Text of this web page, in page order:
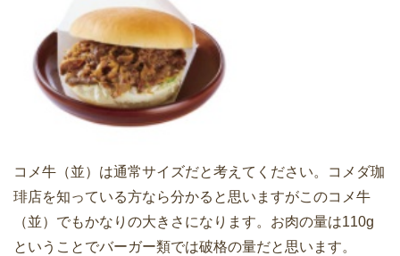
コメ牛（並）は通常サイズだと考えてください。コメダ珈
琲店を知っている方なら分かると思いますがこのコメ牛
（並）でもかなりの大きさになります。お肉の量は110g
ということでバーガー類では破格の量だと思います。